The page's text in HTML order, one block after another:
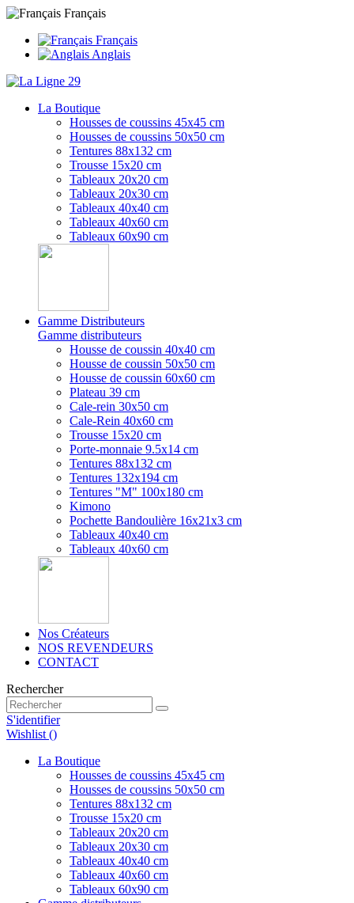
Français
Français
Anglais
La Boutique
Housses de coussins 45x45 cm
Housses de coussins 50x50 cm
Tentures 88x132 cm
Trousse 15x20 cm
Tableaux 20x20 cm
Tableaux 20x30 cm
Tableaux 40x40 cm
Tableaux 40x60 cm
Tableaux 60x90 cm
Gamme Distributeurs
Gamme distributeurs
Housse de coussin 40x40 cm
Housse de coussin 50x50 cm
Housse de coussin 60x60 cm
Plateau 39 cm
Cale-rein 30x50 cm
Cale-Rein 40x60 cm
Trousse 15x20 cm
Porte-monnaie 9.5x14 cm
Tentures 88x132 cm
Tentures 132x194 cm
Tentures "M" 100x180 cm
Kimono
Pochette Bandoulière 16x21x3 cm
Tableaux 40x40 cm
Tableaux 40x60 cm
Nos Créateurs
NOS REVENDEURS
CONTACT
Rechercher
S'identifier
Wishlist ()
La Boutique
Housses de coussins 45x45 cm
Housses de coussins 50x50 cm
Tentures 88x132 cm
Trousse 15x20 cm
Tableaux 20x20 cm
Tableaux 20x30 cm
Tableaux 40x40 cm
Tableaux 40x60 cm
Tableaux 60x90 cm